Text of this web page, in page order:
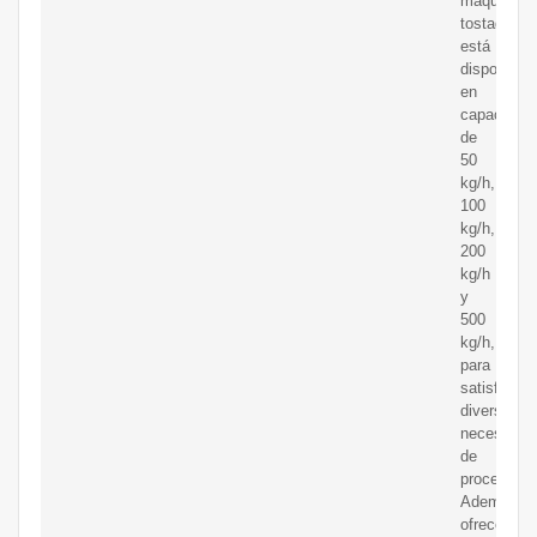
tostadora
está
disponible
en
de
50
kg/h,
100
kg/h,
200
kg/h
y
500
kg/h,
para
satisfacer
diversas
de
Además,
ofrecemos